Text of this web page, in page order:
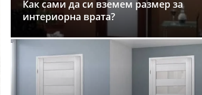
Как сами да си вземем размер за
интериорна врата?